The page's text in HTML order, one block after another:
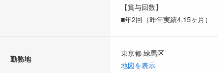
【賞与回数】
■年2回（昨年実績4.15ヶ月）
勤務地
東京都 練馬区
地図を表示